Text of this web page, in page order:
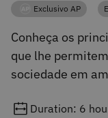
Category
Exclusivo AP
Conheça os
que lhe
sociedade em
Duration: 6